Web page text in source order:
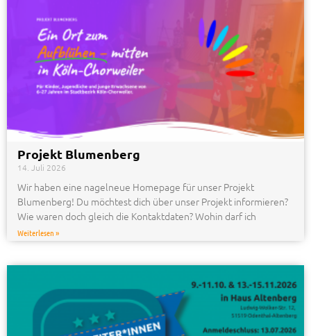
Projekt Blumenberg
14. Juli 2026
Wir haben eine nagelneue Homepage für unser Projekt
Blumenberg! Du möchtest dich über unser Projekt informieren?
Wie waren doch gleich die Kontaktdaten? Wohin darf ich
Weiterlesen »